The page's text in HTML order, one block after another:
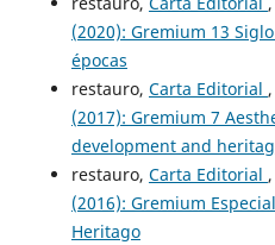
(2020): Gremium 13
épocas
restauro, Carta Editorial ,
(2017): Gremium 7
development and
restauro, Carta Editorial ,
(2016): Gremium
Heritago